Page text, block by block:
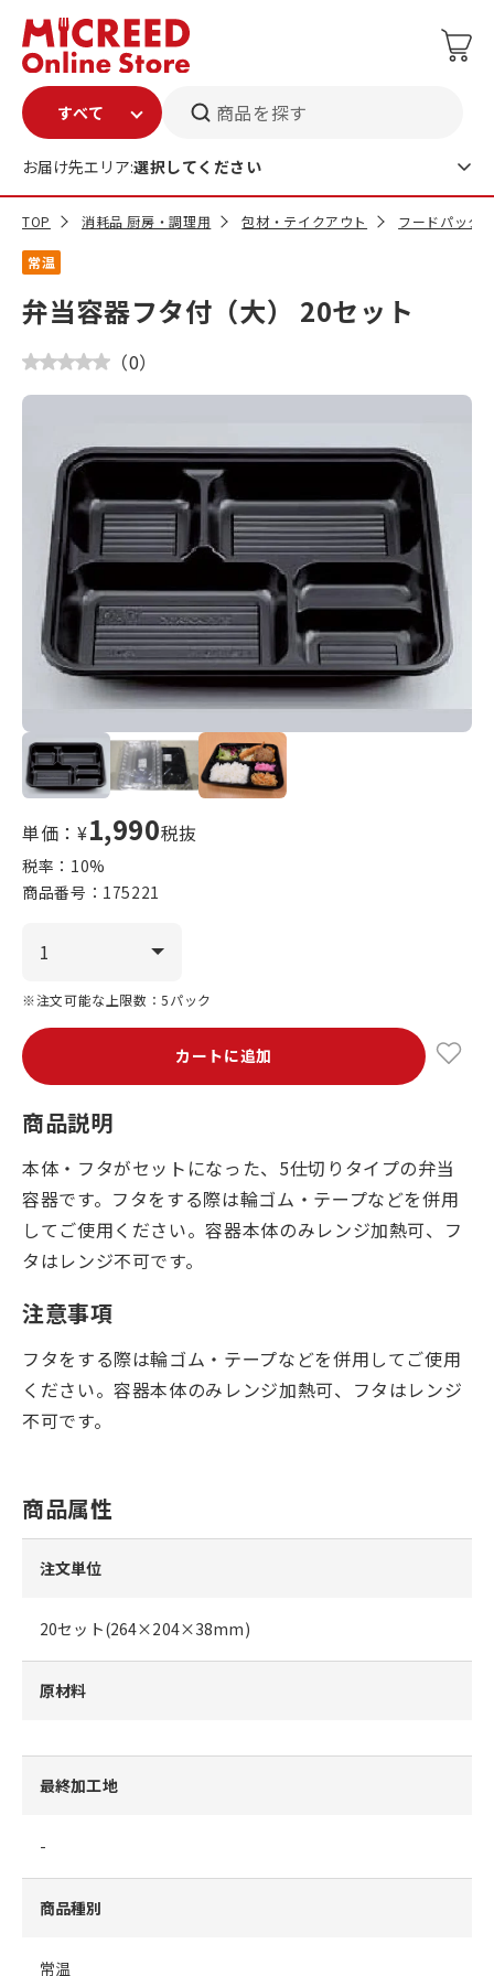
商品を探す
お届け先エリア:選択してください
TOP 消耗品 厨房・調理用 包材・テイクアウト フードパック
常温
弁当容器フタ付（大） 20セット
（0）
単価：¥1,990税抜
税率： 10%
商品番号： 175221
※注文可能な上限数：5パック
カートに追加
商品説明
本体・フタがセットになった、5仕切りタイプの弁当
容器です。フタをする際は輪ゴム・テープなどを併用
してご使用ください。容器本体のみレンジ加熱可、フ
タはレンジ不可です。
注意事項
フタをする際は輪ゴム・テープなどを併用してご使用
ください。容器本体のみレンジ加熱可、フタはレンジ
不可です。
商品属性
注文単位
20セット(264×204×38mm)
原材料
最終加工地
-
商品種別
常温